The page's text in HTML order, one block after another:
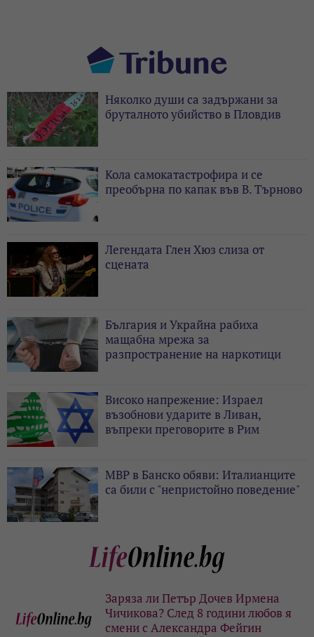
Няколко души са задържани за
бруталното убийство в Пловдив
Кола самокатастрофира и се
преобърна по капак във В. Търново
Легендата Глен Хюз слиза от
сцената
България и Украйна рабиха
мащабна мрежа за
разпространение на наркотици
Високо напрежение: Израел
възобнови ударите в Ливан,
въпреки преговорите в Рим
МВР в Банско обяви: Италианците
са били с "непристойно поведение"
Заряза ли Петър Дочев Ирмена
Чичикова? След 8 години любов я
смени с Александра Фейгин